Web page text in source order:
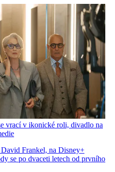
vrací v ikonické roli, divadlo na
Frankel, na Disney+
se po dvaceti letech od prvního